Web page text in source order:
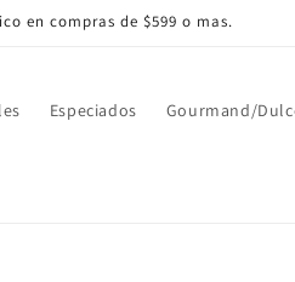
en compras de $599 o mas.
Especiados Gourmand/